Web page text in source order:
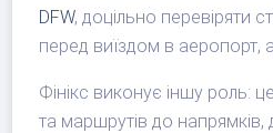
DFW, доцільно перевіряти
перед виїздом в аеропорт,
Фінікс виконує іншу роль:
та маршрутів до напрямків,